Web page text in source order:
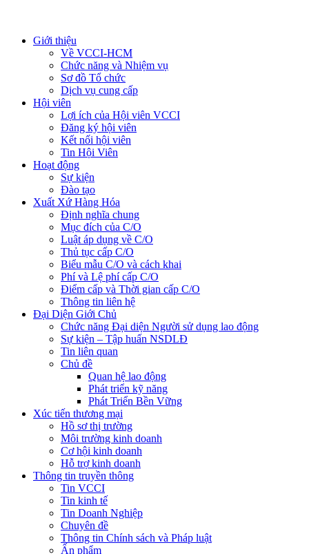
Giới thiệu
Về VCCI-HCM
Chức năng và Nhiệm vụ
Sơ đồ Tổ chức
Dịch vụ cung cấp
Hội viên
Lợi ích của Hội viên VCCI
Đăng ký hội viên
Kết nối hội viên
Tin Hội Viên
Hoạt động
Sự kiện
Đào tạo
Xuất Xứ Hàng Hóa
Định nghĩa chung
Mục đích của C/O
Luật áp dụng về C/O
Thủ tục cấp C/O
Biểu mẫu C/O và cách khai
Phí và Lệ phí cấp C/O
Điểm cấp và Thời gian cấp C/O
Thông tin liên hệ
Đại Diện Giới Chủ
Chức năng Đại diện Người sử dụng lao động
Sự kiện – Tập huấn NSDLĐ
Tin liên quan
Chủ đề
Quan hệ lao động
Phát triển kỹ năng
Phát Triển Bền Vững
Xúc tiến thương mại
Hồ sơ thị trường
Môi trường kinh doanh
Cơ hội kinh doanh
Hỗ trợ kinh doanh
Thông tin truyền thông
Tin VCCI
Tin kinh tế
Tin Doanh Nghiệp
Chuyên đề
Thông tin Chính sách và Pháp luật
Ấn phẩm